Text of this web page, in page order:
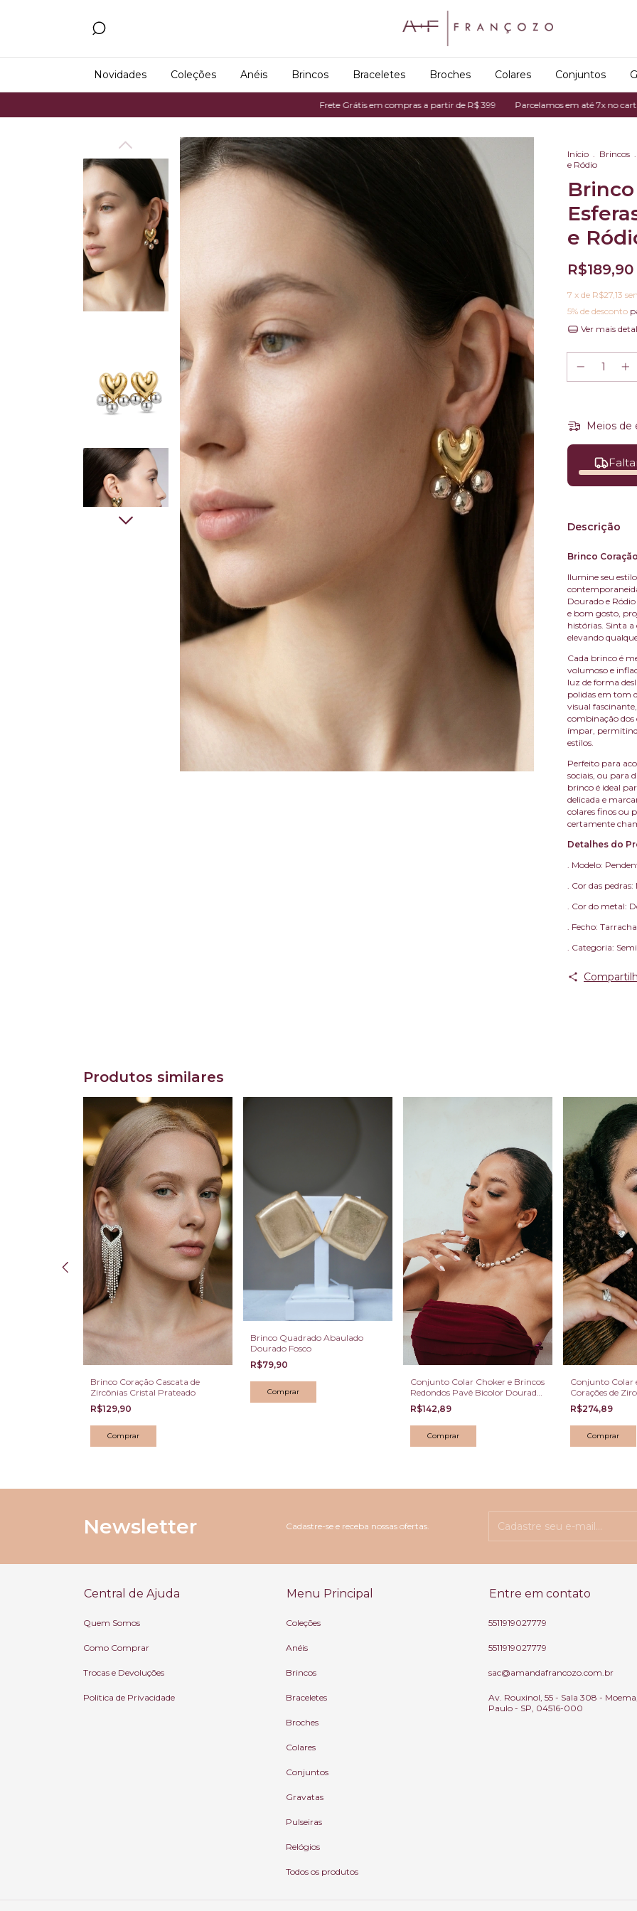
Novidades Coleções Anéis Brincos Braceletes Broches Colares Conjuntos
Frete Grátis em compras a partir de R$ 399 Parcelamos em até 7x no cartão de crédito
Início . Brincos .
e Ródio
e
R$189,90
7 x de R$27,13
5% de desconto
Ver mais
Meios de
Descrição
Brinco
Ilumine seu
Dourado e
e bom gosto,
histórias. Sinta a
elevando
Cada brinco é
volumoso e
luz de forma
polidas em tom
visual
combinação dos
ímpar,
estilos.
Perfeito para
sociais, ou para
brinco é ideal
delicada e
colares finos ou
certamente
Detalhes do
. Modelo:
. Cor das
. Cor do metal:
. Fecho: Tarracha
. Categoria:
Produtos similares
Brinco Coração Cascata de
Zircônias Cristal Prateado
R$129,90
Brinco Quadrado Abaulado
Dourado Fosco
R$79,90
Conjunto Colar Choker e Brincos
Redondos Pavê Bicolor Dourado
e Ródio
R$142,89
Conjunto Colar
Corações de
R$274,89
Newsletter Cadastre-se e receba nossas ofertas.
Central de Ajuda
Quem Somos
Como Comprar
Trocas e Devoluções
Politica de Privacidade
Menu Principal
Coleções
Anéis
Brincos
Braceletes
Broches
Colares
Conjuntos
Gravatas
Pulseiras
Relógios
Todos os produtos
Entre em contato
5511919027779
5511919027779
sac@amandafrancozo.com.br
Av. Rouxinol, 55 - Sala 308 -
Paulo - SP, 04516-000